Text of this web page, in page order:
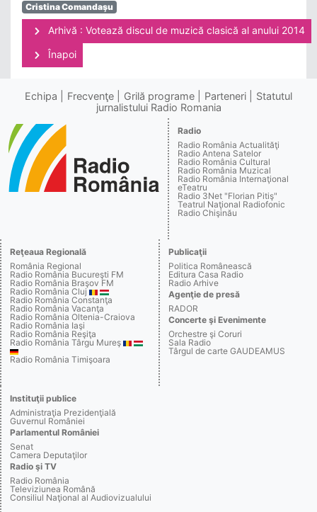
Cristina Comandaşu
Arhivă : Votează discul de muzică clasică al anului 2014
Înapoi
Echipa Frecvenţe Grilă programe Parteneri
Statutul
jurnalistului Radio Romania
Radio
Radio România Actualităţi
Radio Antena Satelor
Radio România Cultural
Radio România Muzical
Radio România Internaţional
eTeatru
Radio 3Net "Florian Pitiş"
Teatrul Naţional Radiofonic
Radio Chişinău
Reţeaua Regională
România Regional
Radio România Bucureşti FM
Radio România Braşov FM
Radio România Cluj
Radio România Constanţa
Radio România Vacanţa
Radio România Oltenia-Craiova
Radio România Iaşi
Radio România Reşiţa
Radio România Târgu Mureş
Radio România Timişoara
Publicaţii
Politica Românească
Editura Casa Radio
Radio Arhive
Agenţie de presă
RADOR
Concerte şi Evenimente
Orchestre şi Coruri
Sala Radio
Târgul de carte GAUDEAMUS
Instituţii publice
Administraţia Prezidenţială
Guvernul României
Parlamentul României
Senat
Camera Deputaţilor
Radio şi TV
Radio România
Televiziunea Română
Consiliul Naţional al Audiovizualului